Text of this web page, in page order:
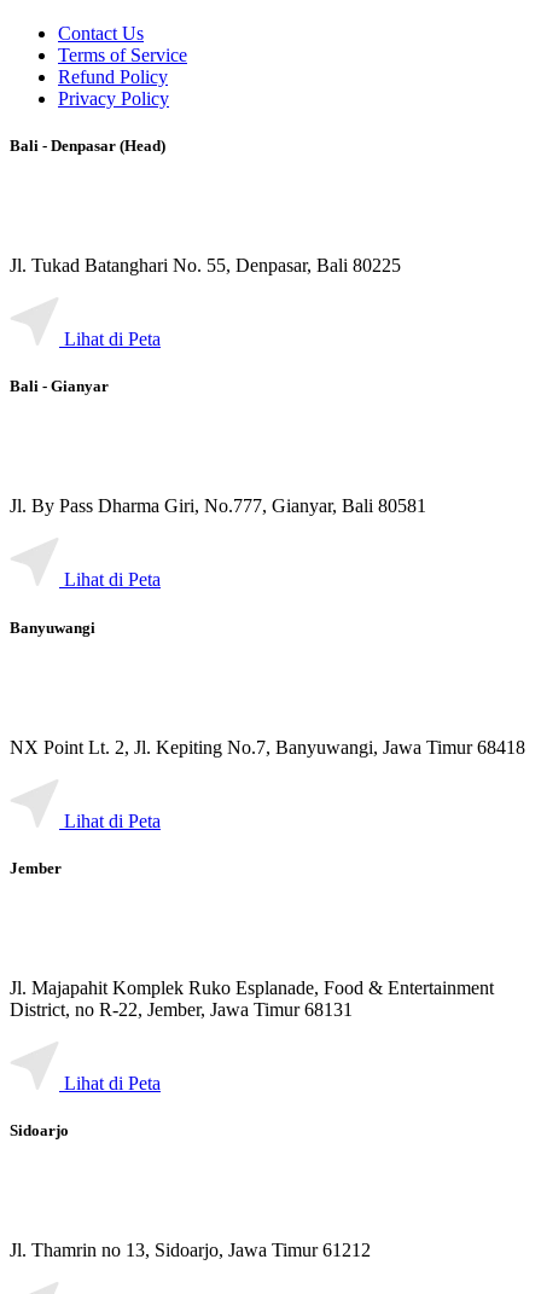
Contact Us
Terms of Service
Refund Policy
Privacy Policy
Bali - Denpasar (Head)
Jl. Tukad Batanghari No. 55, Denpasar, Bali 80225
Lihat di Peta
Bali - Gianyar
Jl. By Pass Dharma Giri, No.777, Gianyar, Bali 80581
Lihat di Peta
Banyuwangi
NX Point Lt. 2, Jl. Kepiting No.7, Banyuwangi, Jawa Timur 68418
Lihat di Peta
Jember
Jl. Majapahit Komplek Ruko Esplanade, Food & Entertainment
District, no R-22, Jember, Jawa Timur 68131
Lihat di Peta
Sidoarjo
Jl. Thamrin no 13, Sidoarjo, Jawa Timur 61212